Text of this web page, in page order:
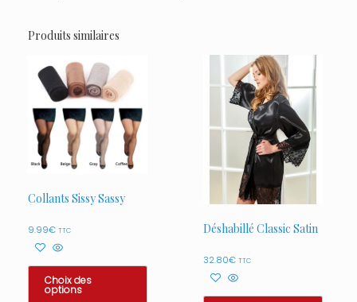
Produits similaires
Collants Sissy Sassy
9.99€ TTC
Choix des
options
Déshabillé Classic Satin
32.80€ TTC